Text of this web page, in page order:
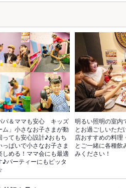
パ＆ママも安心　キッズ
ム」小さなお子さまが動
っても安心設計♪おもち
っぱいで小さなお子さま
しめる！ママ会にも最適
♪パーティーにもピッタ
明るい照明の室内
とお過ごしいただ
店おすすめの料理
とご一緒に各種飲
みください！